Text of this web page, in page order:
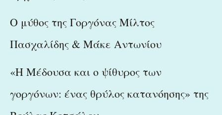
Ο μύθος της Γοργόνας Μίλτος
Πασχαλίδης & Μάκε Αντωνίου
«Η Μέδουσα και ο ψίθυρος των
γοργόνων: ένας θρύλος κατανόησης» της